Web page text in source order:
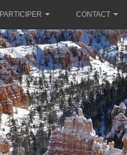
PARTICIPER CONTACT